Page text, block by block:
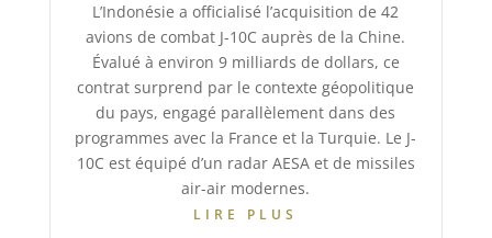
L’Indonésie a officialisé l’acquisition de 42
avions de combat J-10C auprès de la Chine.
Évalué à environ 9 milliards de dollars, ce
contrat surprend par le contexte géopolitique
du pays, engagé parallèlement dans des
programmes avec la France et la Turquie. Le J-
10C est équipé d’un radar AESA et de missiles
air-air modernes.
LIRE PLUS